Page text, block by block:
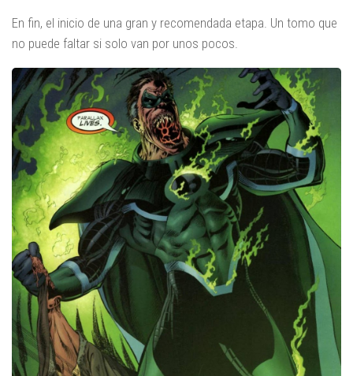
En fin, el inicio de una gran y recomendada etapa. Un tomo que
no puede faltar si solo van por unos pocos.